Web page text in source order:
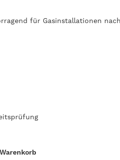
für Gasinstallationen nach